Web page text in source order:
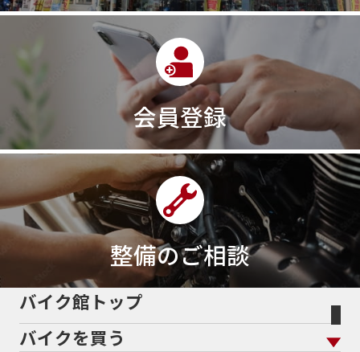
会員登録
整備のご相談
バイク館トップ
バイクを買う